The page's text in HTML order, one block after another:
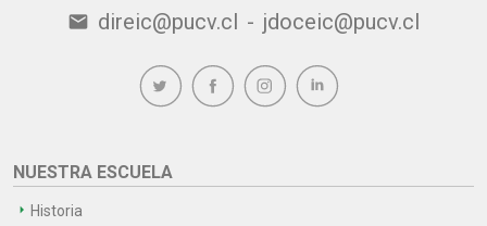
email direic@pucv.cl - jdoceic@pucv.cl
NUESTRA ESCUELA
Historia